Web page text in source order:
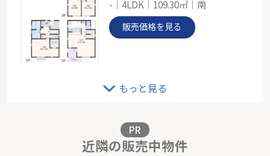
-｜4LDK｜109.30㎡｜南
販売価格を見る
販売価格を見る
もっと見る
PR
近隣の販売中物件